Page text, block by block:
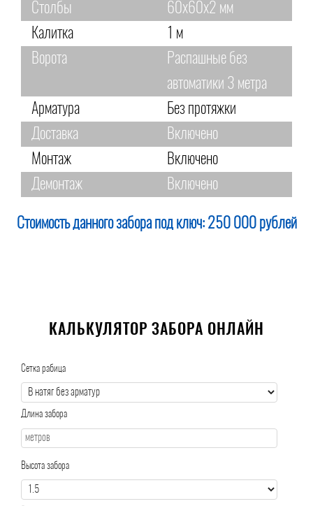
Столбы
60х60х2 мм
Калитка
1 м
Ворота
Распашные без
автоматики 3 метра
Арматура
Без протяжки
Доставка
Включено
Монтаж
Включено
Демонтаж
Включено
Стоимость данного забора под ключ: 250 000 рублей
КАЛЬКУЛЯТОР ЗАБОРА ОНЛАЙН
Сетка рабица
Длина забора
Высота забора